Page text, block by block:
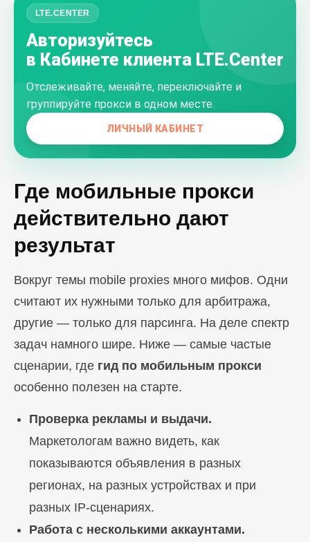
LTE.CENTER
Авторизуйтесь
в Кабинете клиента LTE.Center
Отслеживайте, меняйте, переключайте и
группируйте прокси в одном месте.
ЛИЧНЫЙ КАБИНЕТ
Где мобильные прокси
действительно дают
результат
Вокруг темы mobile proxies много мифов. Одни
считают их нужными только для арбитража,
другие — только для парсинга. На деле спектр
задач намного шире. Ниже — самые частые
сценарии, где гид по мобильным прокси
особенно полезен на старте.
Проверка рекламы и выдачи.
Маркетологам важно видеть, как
показываются объявления в разных
регионах, на разных устройствах и при
разных IP-сценариях.
Работа с несколькими аккаунтами.